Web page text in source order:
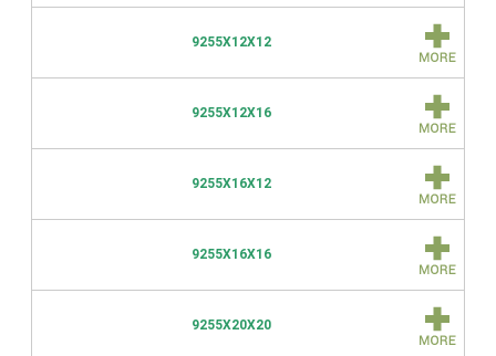
9255X12X12
9255X12X16
9255X16X12
9255X16X16
9255X20X20